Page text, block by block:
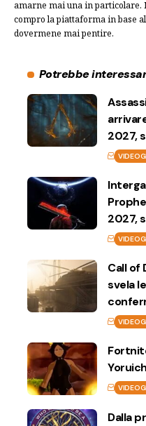
amarne mai una in particolare.
compro la piattaforma in base
dovermene mai pentire.
Potrebbe
2027,
2027,
Call of
svela
Dalla